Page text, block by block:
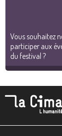
Vous souhaitez
participer aux
du festival ?